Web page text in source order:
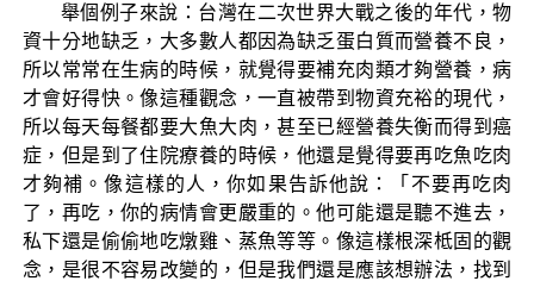
舉個例子來說：台灣在二次世界大戰之後的年代，物
資十分地缺乏，大多數人都因為缺乏蛋白質而營養不良，
所以常常在生病的時候，就覺得要補充肉類才夠營養，病
才會好得快。像這種觀念，一直被帶到物資充裕的現代，
所以每天每餐都要大魚大肉，甚至已經營養失衡而得到癌
症，但是到了住院療養的時候，他還是覺得要再吃魚吃肉
才夠補。像這樣的人，你如果告訴他說：「不要再吃肉
了，再吃，你的病情會更嚴重的。他可能還是聽不進去，
私下還是偷偷地吃燉雞、蒸魚等等。像這樣根深柢固的觀
念，是很不容易改變的，但是我們還是應該想辦法，找到